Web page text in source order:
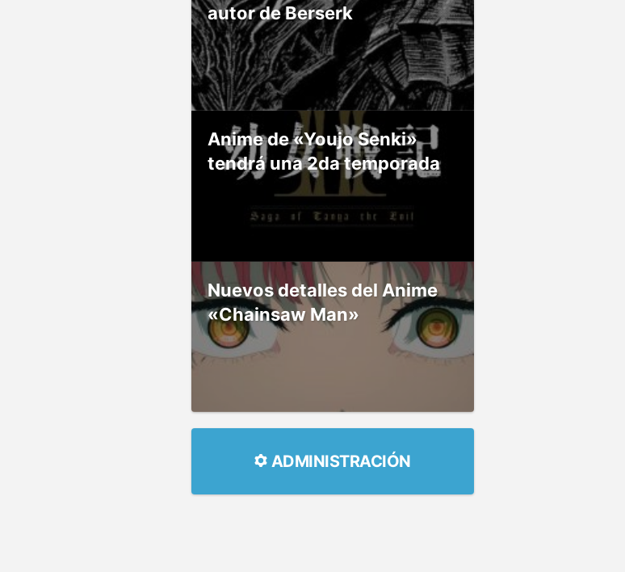
autor de Berserk
Anime de «Youjo Senki»
tendrá una 2da temporada
Nuevos detalles del Anime
«Chainsaw Man»
ADMINISTRACIÓN